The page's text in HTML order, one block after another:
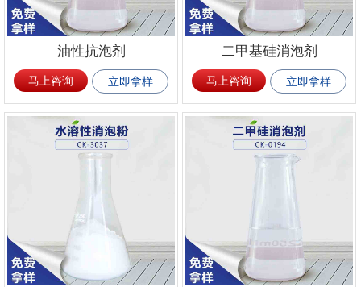
油性抗泡剂
马上咨询 立即拿样
二甲基硅消泡剂
马上咨询 立即拿样